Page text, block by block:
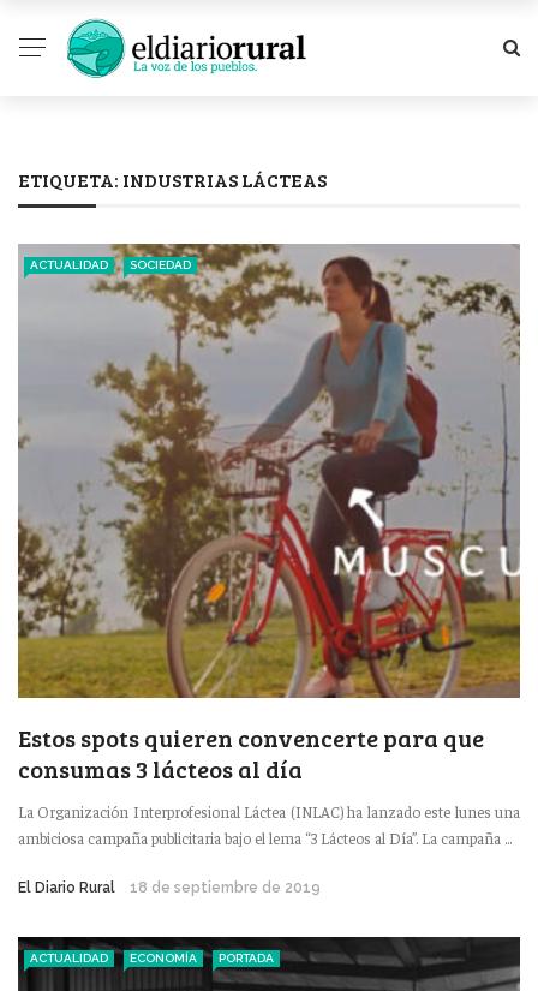
ETIQUETA: INDUSTRIAS LÁCTEAS
ACTUALIDAD SOCIEDAD
Estos spots quieren convencerte para que
consumas 3 lácteos al día
La Organización Interprofesional Láctea (INLAC) ha lanzado este lunes una
ambiciosa campaña publicitaria bajo el lema “3 Lácteos al Día”. La campaña ...
El Diario Rural 18 de septiembre de 2019
ACTUALIDAD ECONOMÍA PORTADA